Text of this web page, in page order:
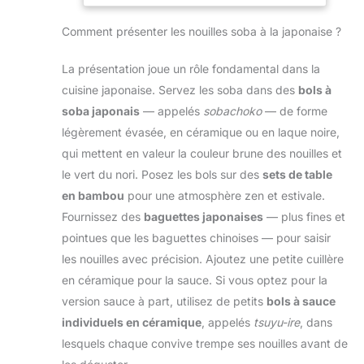
Grce à lui, le riz a plus
de facilité à
s'agglutiner afin de
ou un maki
savoureux qui se
tient bien LA
MARQUE TANOSHI :
Tanoshi vous fait
voyager en Asie avec
délice, au travers de
produits
authentiques,
dédiés à la
gastronomie
japonaise (produits
roses) et à la cuisine
jaunes)
stable grâce à la
en plastique
mains petites et
grandes RÉGLABLE
avec tension de
lame réglable pour
couper facilement
les matériaux
différents et
multicouches
Longueur 185 mm,
lame 42 mm, poids
128Gr GARANTIE
DE
REMBOURSEMENT
1 an!
lavable au lave-
un augmente
préparation des
aliments et assure
cuisine sans faille.
Coupe précise avec
une durabilité à
long terme Équipée
ergonomique
antidérapante, cette
paire de ciseaux
offre une pression
prise stable –
garantissant un
confort constant et
des coupes
Comment présenter les nouilles soba à la japonaise ?
La présentation joue un rôle fondamental dans la
cuisine japonaise. Servez les soba dans des bols à
soba japonais — appelés sobachoko— de forme
légèrement évasée, en céramique ou en laque noire,
qui mettent en valeur la couleur brune des nouilles et
le vert du nori. Posez les bols sur des sets de table
en bambou pour une atmosphère zen et estivale.
Fournissez des baguettes japonaises — plus fines et
pointues que les baguettes chinoises — pour saisir
les nouilles avec précision. Ajoutez une petite cuillère
en céramique pour la sauce. Si vous optez pour la
version sauce à part, utilisez de petits bols à sauce
individuels en céramique , appelés tsuyu-ire, dans
lesquels chaque convive trempe ses nouilles avant de